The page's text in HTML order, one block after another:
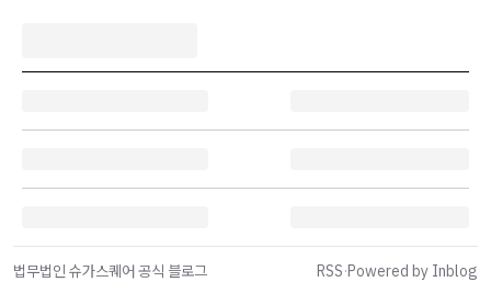
법무법인 슈가스퀘어 공식 블로그 RSS·Powered by Inblog